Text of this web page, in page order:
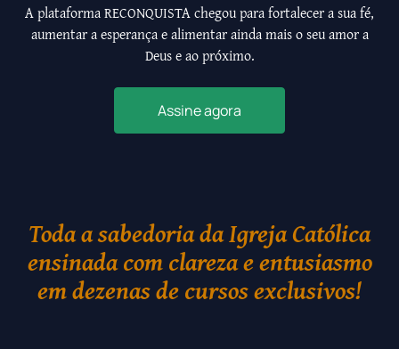
A plataforma RECONQUISTA chegou para fortalecer a sua fé,
aumentar a esperança e alimentar ainda mais o seu amor a
Deus e ao próximo.
Assine agora
Toda a sabedoria da Igreja Católica
ensinada com clareza e entusiasmo
em dezenas de cursos exclusivos!